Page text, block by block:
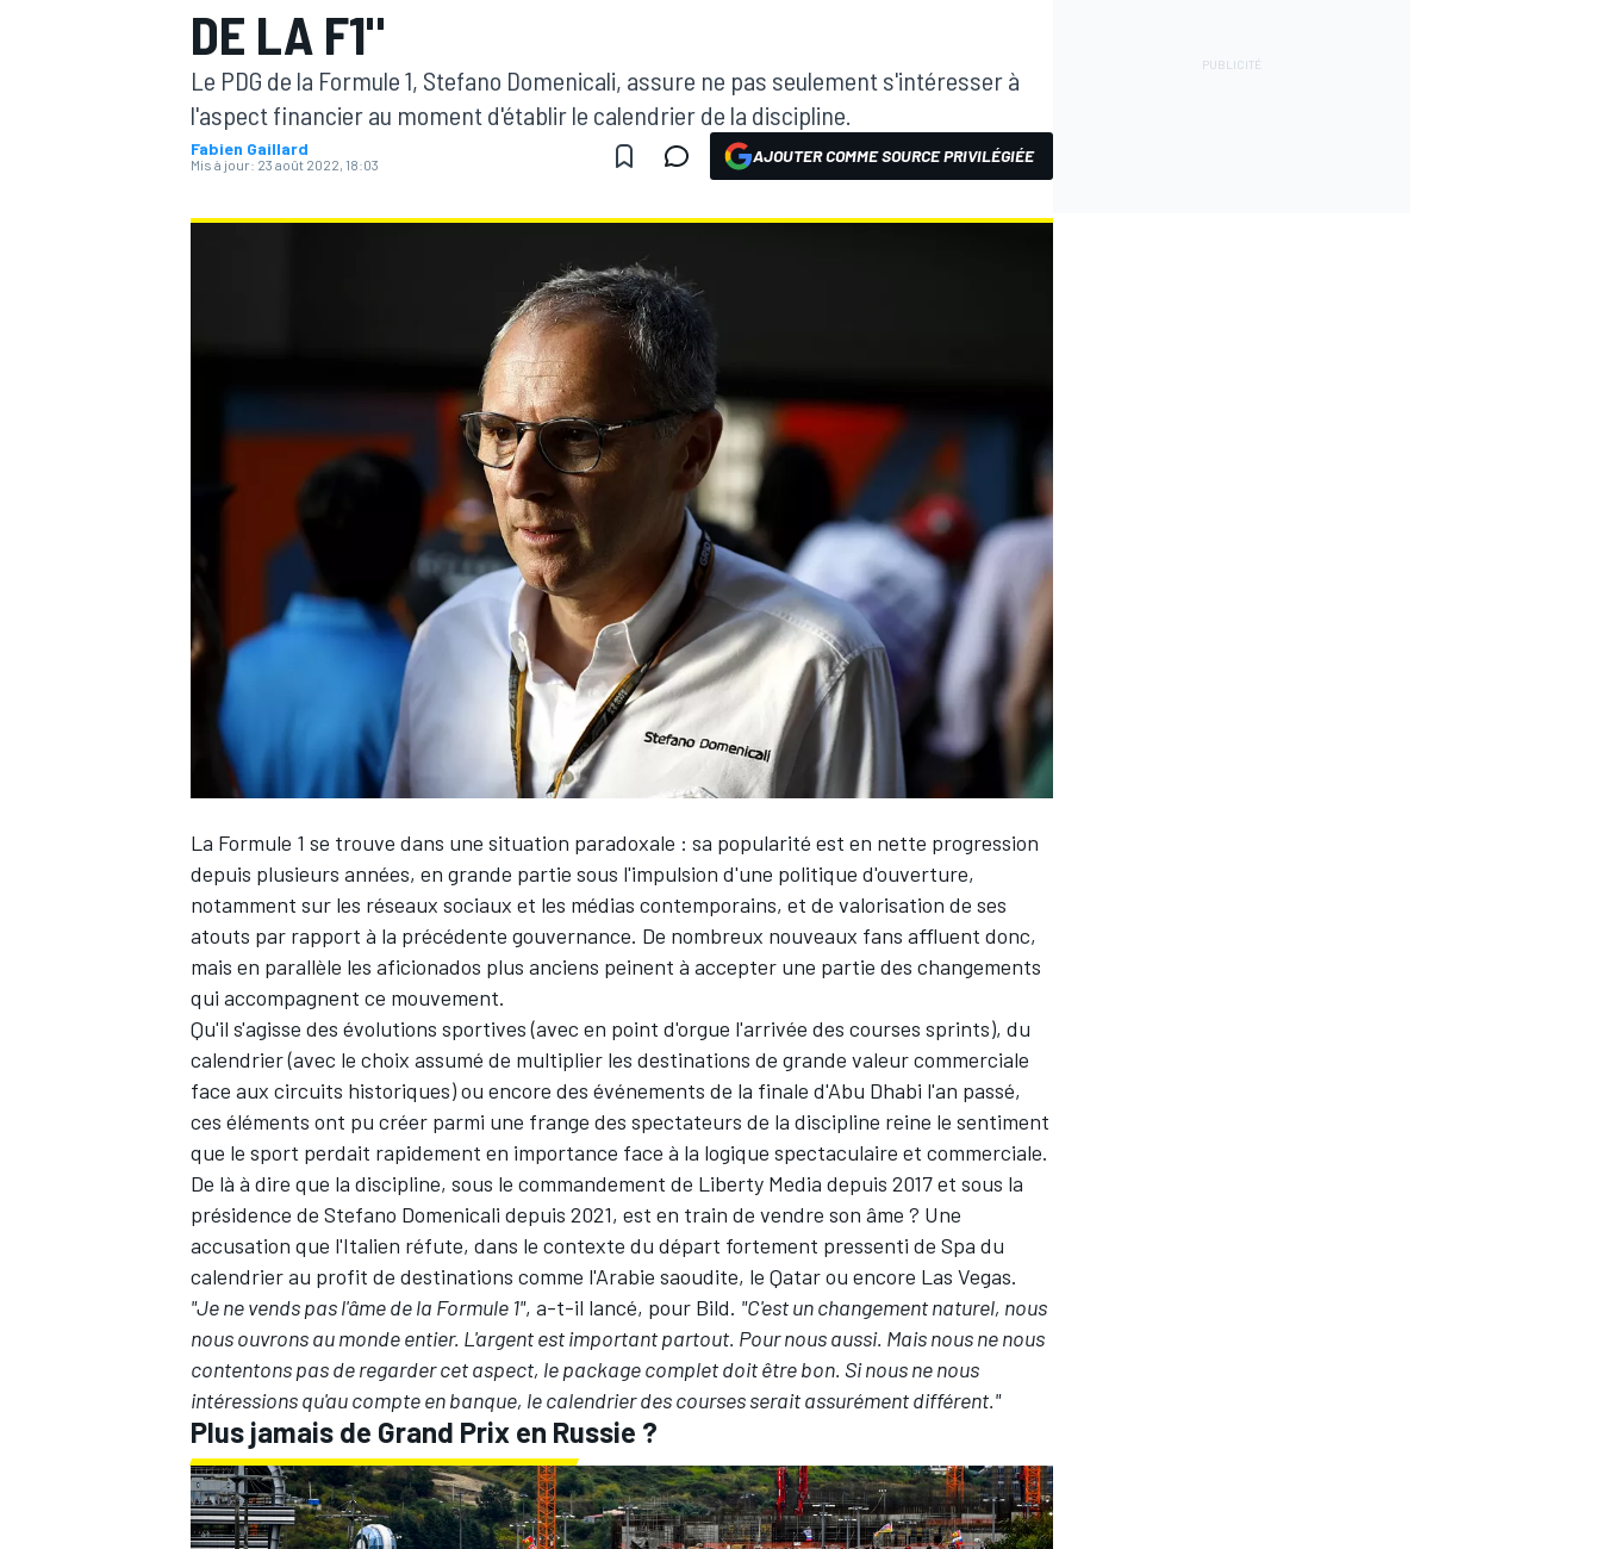
WEC
DE LA F1"
Le PDG de la Formule 1, Stefano Domenicali, assure ne pas seulement s'intéresser à
l'aspect financier au moment d'établir le calendrier de la discipline.
Fabien Gaillard
Mis à jour: 23 août 2022, 18:03 AJOUTER COMME SOURCE PRIVILÉGIÉE
La Formule 1 se trouve dans une situation paradoxale : sa popularité est en nette progression
depuis plusieurs années, en grande partie sous l'impulsion d'une politique d'ouverture,
notamment sur les réseaux sociaux et les médias contemporains, et de valorisation de ses
atouts par rapport à la précédente gouvernance. De nombreux nouveaux fans affluent donc,
mais en parallèle les aficionados plus anciens peinent à accepter une partie des changements
qui accompagnent ce mouvement.
Qu'il s'agisse des évolutions sportives (avec en point d'orgue l'arrivée des courses sprints), du
calendrier (avec le choix assumé de multiplier les destinations de grande valeur commerciale
face aux circuits historiques) ou encore des événements de la finale d'Abu Dhabi l'an passé,
ces éléments ont pu créer parmi une frange des spectateurs de la discipline reine le sentiment
que le sport perdait rapidement en importance face à la logique spectaculaire et commerciale.
De là à dire que la discipline, sous le commandement de Liberty Media depuis 2017 et sous la
présidence de Stefano Domenicali depuis 2021, est en train de vendre son âme ? Une
accusation que l'Italien réfute, dans le contexte du départ fortement pressenti de Spa du
calendrier au profit de destinations comme l'Arabie saoudite, le Qatar ou encore Las Vegas.
"Je ne vends pas l'âme de la Formule 1", a-t-il lancé, pour Bild. "C'est un changement naturel, nous
nous ouvrons au monde entier. L'argent est important partout. Pour nous aussi. Mais nous ne nous
contentons pas de regarder cet aspect, le package complet doit être bon. Si nous ne nous
intéressions qu'au compte en banque, le calendrier des courses serait assurément différent."
Plus jamais de Grand Prix en Russie ?